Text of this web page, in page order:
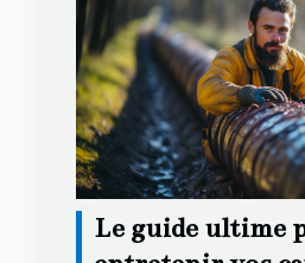
Le guide ultime